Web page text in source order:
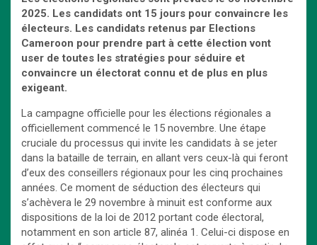
2025. Les candidats ont 15 jours pour convaincre les
électeurs. Les candidats retenus par Elections
Cameroon pour prendre part à cette élection vont
user de toutes les stratégies pour séduire et
convaincre un électorat connu et de plus en plus
exigeant.
La campagne officielle pour les élections régionales a
officiellement commencé le 15 novembre. Une étape
cruciale du processus qui invite les candidats à se jeter
dans la bataille de terrain, en allant vers ceux-là qui feront
d’eux des conseillers régionaux pour les cinq prochaines
années. Ce moment de séduction des électeurs qui
s’achèvera le 29 novembre à minuit est conforme aux
dispositions de la loi de 2012 portant code électoral,
notamment en son article 87, alinéa 1. Celui-ci dispose en